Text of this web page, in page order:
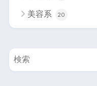
美容系 20